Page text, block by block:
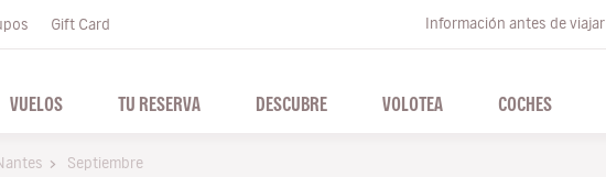
Gift Card Información antes de viajar
VUELOS TU RESERVA DESCUBRE VOLOTEA COCHES
Septiembre